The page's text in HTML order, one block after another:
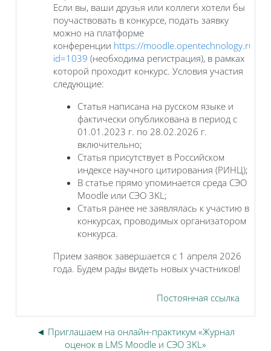
Если вы, ваши друзья или коллеги хотели бы
поучаствовать в конкурсе, подать заявку
можно на платформе
конференции https://moodle.opentechnology.ru/
id=1039 (необходима регистрация), в рамках
которой проходит конкурс. Условия участия
следующие:
Статья написана на русском языке и
фактически опубликована в период с
01.01.2023 г. по 28.02.2026 г.
включительно;
Статья присутствует в Российском
индексе научного цитирования (РИНЦ);
В статье прямо упоминается среда СЭО
Moodle или СЭО 3KL;
Статья ранее не заявлялась к участию в
конкурсах, проводимых организатором
конкурса.
Прием заявок завершается с 1 апреля 2026
года. Будем рады видеть новых участников!
Постоянная ссылка
◄ Приглашаем на онлайн-практикум «Журнал
оценок в LMS Moodle и СЭО 3KL»